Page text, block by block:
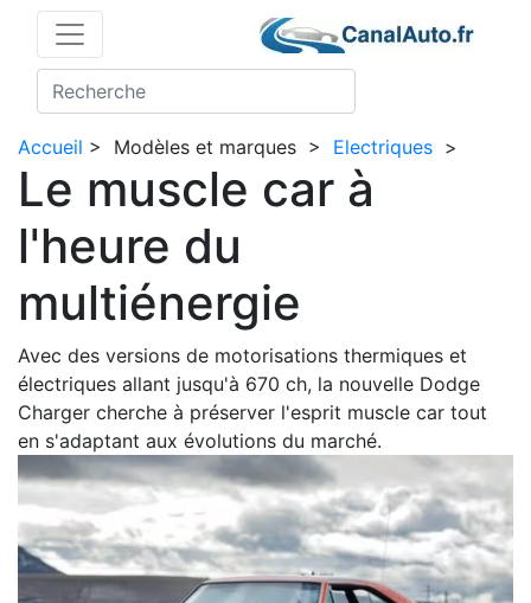
Accueil > Modèles et marques > Electriques >
Le muscle car à
l'heure du
multiénergie
Avec des versions de motorisations thermiques et
électriques allant jusqu'à 670 ch, la nouvelle Dodge
Charger cherche à préserver l'esprit muscle car tout
en s'adaptant aux évolutions du marché.